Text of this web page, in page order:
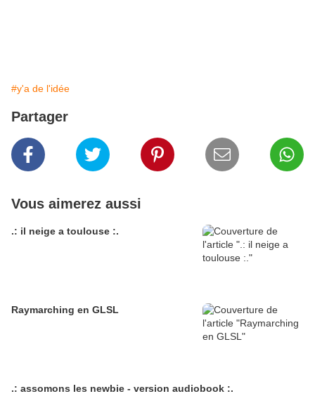
#y'a de l'idée
Partager
Vous aimerez aussi
.: il neige a toulouse :.
Raymarching en GLSL
.: assomons les newbie - version audiobook :.